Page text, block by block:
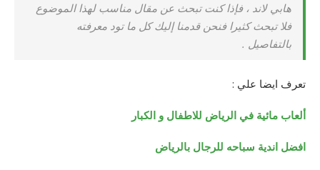
هابي لاند ، فإذا كنت تبحث عن مقال مناسب لهذا الموضوع
فلا تبحث كثيرا فنحن قدمنا إليك كل ما تود معرفته
بالتفاصيل .
تعرف ايضا علي :
ألعاب مائية في الرياض للاطفال و الكبار
افضل اندية سباحه للرجال بالرياض